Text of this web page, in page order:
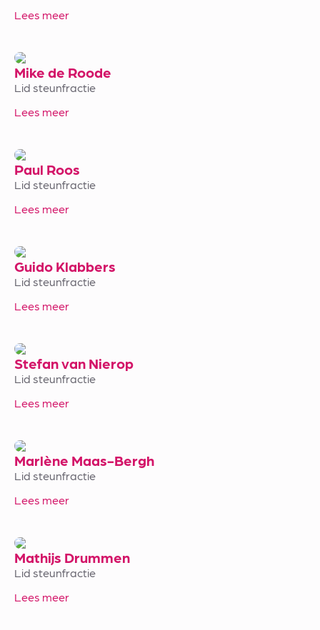
Lees meer
Mike de Roode
Lid steunfractie
Lees meer
Paul Roos
Lid steunfractie
Lees meer
Guido Klabbers
Lid steunfractie
Lees meer
Stefan van Nierop
Lid steunfractie
Lees meer
Marlène Maas-Bergh
Lid steunfractie
Lees meer
Mathijs Drummen
Lid steunfractie
Lees meer